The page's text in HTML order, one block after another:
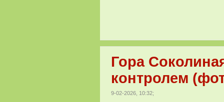
Гора
контролем
9-02-2026, 10:32;